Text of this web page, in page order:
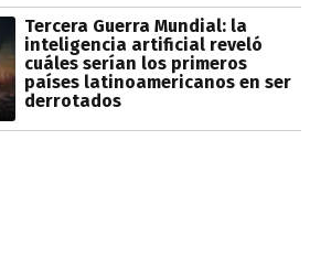
Tercera Guerra Mundial: la
inteligencia artificial reveló
cuáles serían los primeros
países latinoamericanos en ser
derrotados